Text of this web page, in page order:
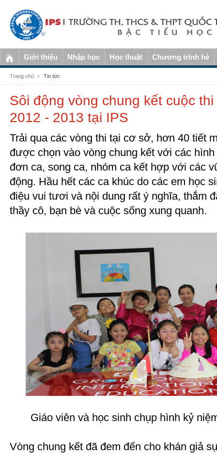
Giới thiệu Nhập học Học thuật Chương trình hè
Trang chủ Tin tức
Sôi động vòng chung kết cuộc
2012 - 2013 tại IPS
Trải qua các vòng thi tại cơ sở, hơn 40 tiết
được chọn vào vòng chung kết với các
đơn ca, song ca, nhóm ca kết hợp với các
động. Hầu hết các ca khúc do các em học
điệu vui tươi và nội dung rất ý nghĩa, thắm
thầy cô, bạn bè và cuộc sống xung quanh.
Giáo viên và học sinh chụp hình kỷ
Vòng chung kết đã đem đến cho khán giả